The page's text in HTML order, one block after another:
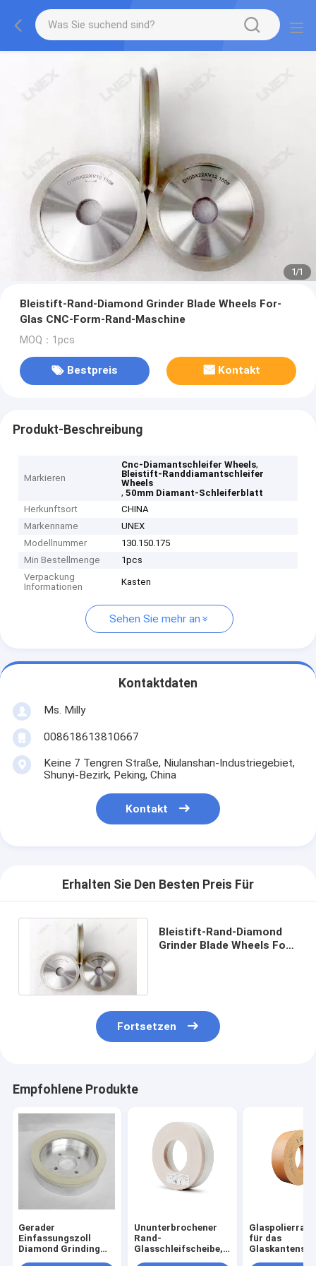
1/1
Bleistift-Rand-Diamond Grinder Blade Wheels For-
Glas CNC-Form-Rand-Maschine
MOQ：1pcs
Bestpreis Kontakt
Produkt-Beschreibung
Markieren
Cnc-Diamantschleifer Wheels,
Bleistift-Randdiamantschleifer
Wheels
,50mm Diamant-Schleiferblatt
Herkunftsort
CHINA
Markenname
UNEX
Modellnummer
130.150.175
Min Bestellmenge
1pcs
Verpackung
Informationen
Kasten
Sehen Sie mehr an
Kontaktdaten
Ms. Milly
008618613810667
Keine 7 Tengren Straße, Niulanshan-Industriegebiet,
Shunyi-Bezirk, Peking, China
Kontakt
Erhalten Sie Den Besten Preis Für
Bleistift-Rand-Diamond
Grinder Blade Wheels For-
Fortsetzen
Empfohlene Produkte
Gerader
Einfassungszoll
Diamond Grinding
Ununterbrochener
Rand-
Glasschleifscheibe,
Glaspolierrad
für das